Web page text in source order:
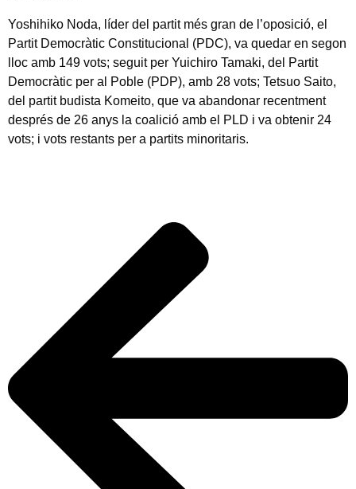
Yoshihiko Noda, líder del partit més gran de l’oposició, el
Partit Democràtic Constitucional (PDC), va quedar en segon
lloc amb 149 vots; seguit per Yuichiro Tamaki, del Partit
Democràtic per al Poble (PDP), amb 28 vots; Tetsuo Saito,
del partit budista Komeito, que va abandonar recentment
després de 26 anys la coalició amb el PLD i va obtenir 24
vots; i vots restants per a partits minoritaris.